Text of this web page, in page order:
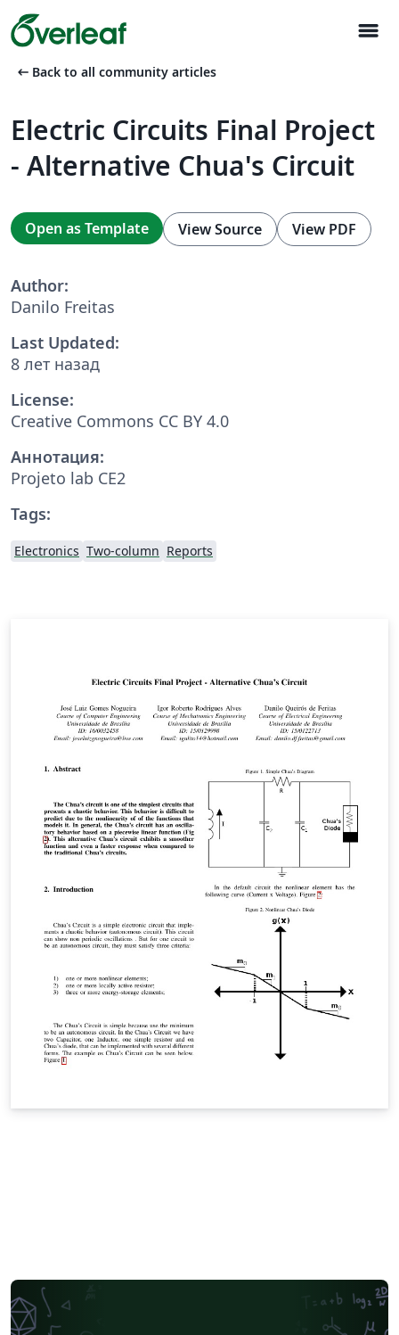
menu
arrow_left_alt Back to all community articles
Electric Circuits Final Project
- Alternative Chua's Circuit
Open as Template View Source View PDF
Author:
Danilo Freitas
Last Updated:
8 лет назад
License:
Creative Commons CC BY 4.0
Аннотация:
Projeto lab CE2
Tags:
Electronics Two-column Reports